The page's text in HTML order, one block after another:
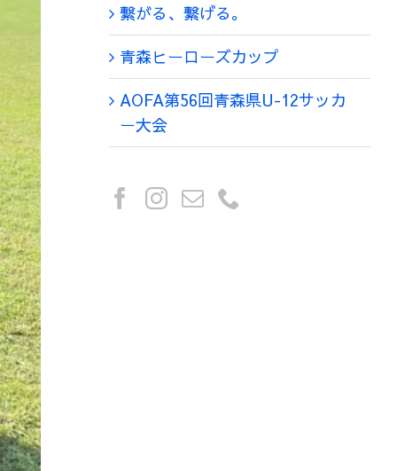
繋がる、繋げる。
青森ヒーローズカップ
AOFA第56回青森県U-12サッカ
ー大会